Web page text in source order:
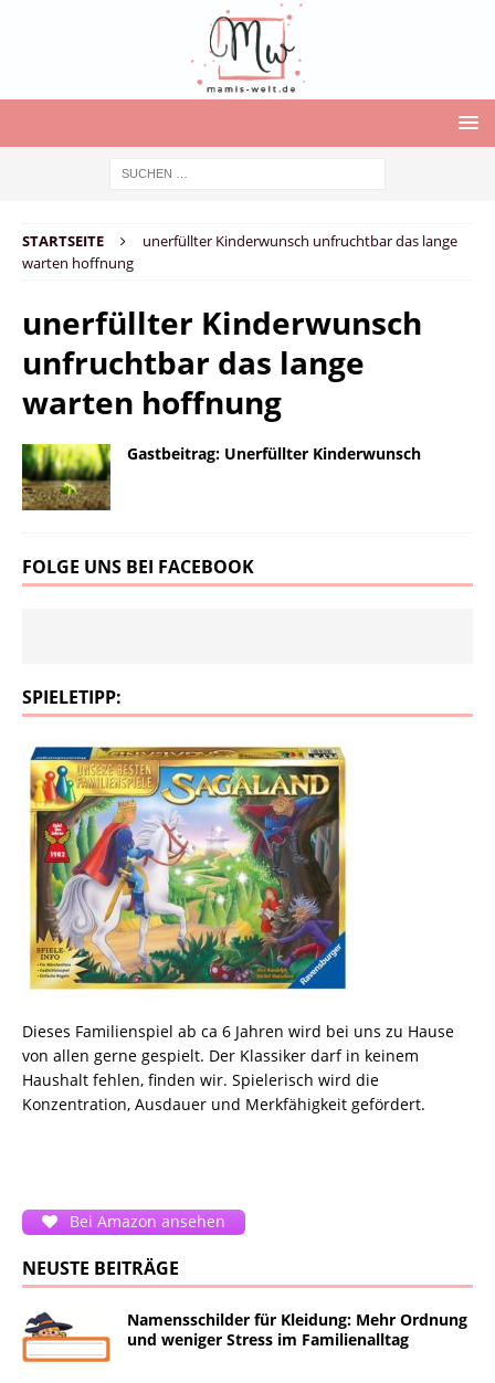
STARTSEITE
unerfüllter Kinderwunsch unfruchtbar das lange
warten hoffnung
unerfüllter Kinderwunsch
unfruchtbar das lange
warten hoffnung
Gastbeitrag: Unerfüllter Kinderwunsch
FOLGE UNS BEI FACEBOOK
SPIELETIPP:
Dieses Familienspiel ab ca 6 Jahren wird bei uns zu Hause
von allen gerne gespielt. Der Klassiker darf in keinem
Haushalt fehlen, finden wir. Spielerisch wird die
Konzentration, Ausdauer und Merkfähigkeit gefördert.
Bei Amazon ansehen
NEUSTE BEITRÄGE
Namensschilder für Kleidung: Mehr Ordnung
und weniger Stress im Familienalltag